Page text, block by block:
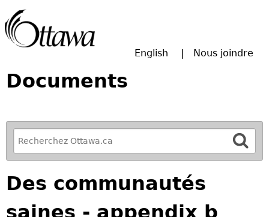
English Nous joindre
Documents
R
e
f
i
n
e
Des communautés
saines - appendix b